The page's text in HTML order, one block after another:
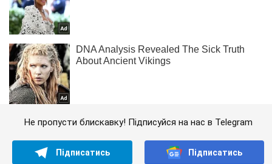
Не пропусти блискавку! Підписуйся на нас в Telegram
Підписатись Підписатись